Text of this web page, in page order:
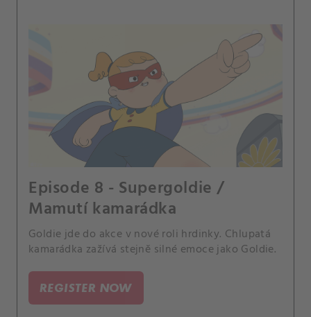
Episode 8 - Supergoldie /
Mamutí kamarádka
Goldie jde do akce v nové roli hrdinky. Chlupatá
kamarádka zažívá stejně silné emoce jako Goldie.
REGISTER NOW